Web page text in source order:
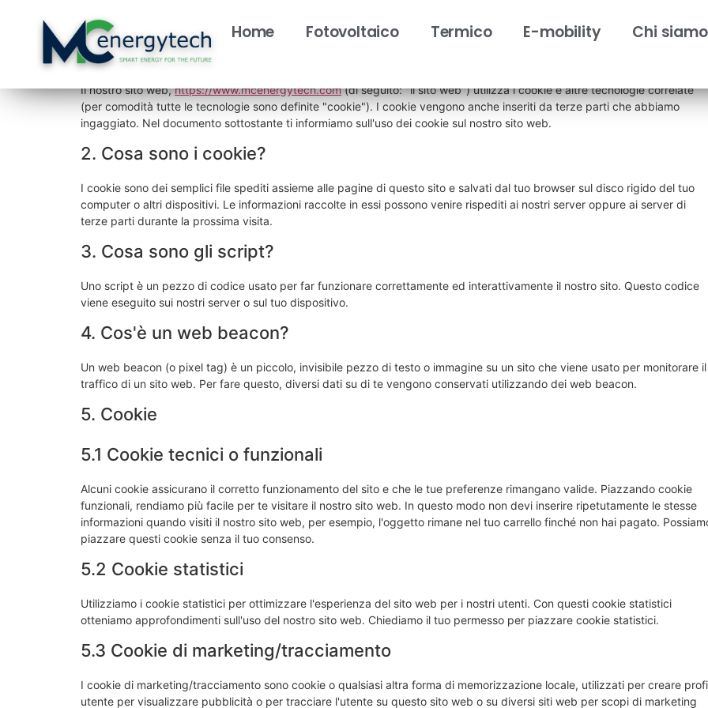
Home Fotovoltaico Termico E-mobility Chi siamo
permanenti legali dello Spazio Economico Europeo e della Svizzera.
1. Introduzione
Il nostro sito web,https://www.mcenergytech.com(di seguito: "il sito web") utilizza i cookie e altre tecnologie correlate
(per comodità tutte le tecnologie sono definite "cookie"). I cookie vengono anche inseriti da terze parti che abbiamo
ingaggiato. Nel documento sottostante ti informiamo sull'uso dei cookie sul nostro sito web.
2. Cosa sono i cookie?
I cookie sono dei semplici file spediti assieme alle pagine di questo sito e salvati dal tuo browser sul disco rigido del tuo
computer o altri dispositivi. Le informazioni raccolte in essi possono venire rispediti ai nostri server oppure ai server di
terze parti durante la prossima visita.
3. Cosa sono gli script?
Uno script è un pezzo di codice usato per far funzionare correttamente ed interattivamente il nostro sito. Questo codice
viene eseguito sui nostri server o sul tuo dispositivo.
4. Cos'è un web beacon?
Un web beacon (o pixel tag) è un piccolo, invisibile pezzo di testo o immagine su un sito che viene usato per monitorare il
traffico di un sito web. Per fare questo, diversi dati su di te vengono conservati utilizzando dei web beacon.
5. Cookie
5.1 Cookie tecnici o funzionali
Alcuni cookie assicurano il corretto funzionamento del sito e che le tue preferenze rimangano valide. Piazzando cookie
funzionali, rendiamo più facile per te visitare il nostro sito web. In questo modo non devi inserire ripetutamente le stesse
informazioni quando visiti il nostro sito web, per esempio, l'oggetto rimane nel tuo carrello finché non hai pagato.
piazzare questi cookie senza il tuo consenso.
5.2 Cookie statistici
Utilizziamo i cookie statistici per ottimizzare l'esperienza del sito web per i nostri utenti. Con questi cookie statistici
otteniamo approfondimenti sull'uso del nostro sito web. Chiediamo il tuo permesso per piazzare cookie statistici.
5.3 Cookie di marketing/tracciamento
I cookie di marketing/tracciamento sono cookie o qualsiasi altra forma di memorizzazione locale, utilizzati per creare
utente per visualizzare pubblicità o per tracciare l'utente su questo sito web o su diversi siti web per scopi di marketing